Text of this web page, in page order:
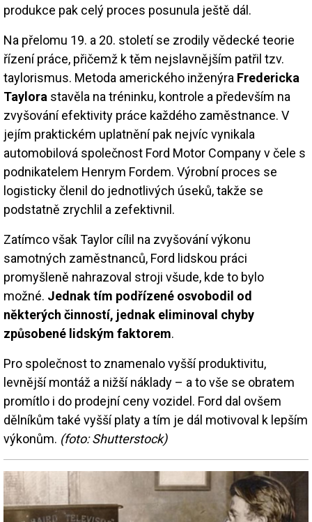
produkce pak celý proces posunula ještě dál.
Na přelomu 19. a 20. století se zrodily vědecké teorie
řízení práce, přičemž k těm nejslavnějším patřil tzv.
taylorismus. Metoda amerického inženýra Fredericka
Taylora stavěla na tréninku, kontrole a především na
zvyšování efektivity práce každého zaměstnance. V
jejím praktickém uplatnění pak nejvíc vynikala
automobilová společnost Ford Motor Company v čele s
podnikatelem Henrym Fordem. Výrobní proces se
logisticky členil do jednotlivých úseků, takže se
podstatně zrychlil a zefektivnil.
Zatímco však Taylor cílil na zvyšování výkonu
samotných zaměstnanců, Ford lidskou práci
promyšleně nahrazoval stroji všude, kde to bylo
možné. Jednak tím podřízené osvobodil od
některých činností, jednak eliminoval chyby
způsobené lidským faktorem.
Pro společnost to znamenalo vyšší produktivitu,
levnější montáž a nižší náklady – a to vše se obratem
promítlo i do prodejní ceny vozidel. Ford dal ovšem
dělníkům také vyšší platy a tím je dál motivoval k lepším
výkonům. (foto: Shutterstock)